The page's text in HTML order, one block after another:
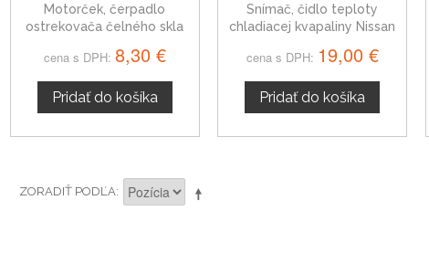
Motorček, čerpadlo
ostrekovača čelného skla
cena s DPH: 8,30 €
Pridať do košíka
Snímač, čidlo teploty
chladiacej kvapaliny Nissan
cena s DPH: 19,00 €
Pridať do košíka
ZORADIŤ PODĽA